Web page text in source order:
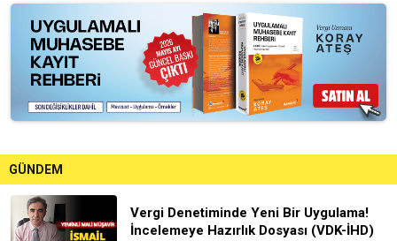
GÜNDEM
Vergi Denetiminde Yeni Bir Uygulama!
İncelemeye Hazırlık Dosyası (VDK-İHD)